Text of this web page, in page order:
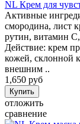
NL Крем для
Активные
смородина, лист
рутин, витамин С,
Действие: крем
кожей, склонной
внешним ..
1,650 руб
отложить
сравнение